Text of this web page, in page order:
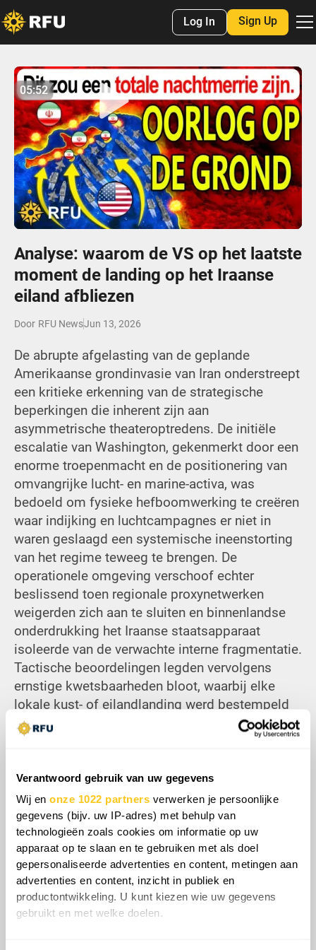
Verantwoord gebruik van uw gegevens
Wij enonze 1022 partners verwerken je persoonlijke
gegevens (bijv. uw IP-adres) met behulp van
technologieën zoals cookies om informatie op uw
apparaat op te slaan en te gebruiken met als doel
gepersonaliseerde advertenties en content, metingen aan
advertenties en content, inzicht in publiek en
productontwikkeling. U kunt kiezen wie uw gegevens
gebruikt en met welke doelen.
Log In Sign Up
Play
05:52
Mute Settings
Enter
No items found.
05:52
Analyse: waarom de VS op het laatste
moment de landing op het Iraanse
eiland afbliezen
Door RFU NewsJun 13, 2026
De abrupte afgelasting van de geplande
Amerikaanse grondinvasie van Iran onderstreept
een kritieke erkenning van de strategische
beperkingen die inherent zijn aan
asymmetrische theateroptredens. De initiële
escalatie van Washington, gekenmerkt door een
enorme troepenmacht en de positionering van
omvangrijke lucht- en marine-activa, was
bedoeld om fysieke hefboomwerking te creëren
waar indijking en luchtcampagnes er niet in
waren geslaagd een systemische ineenstorting
van het regime teweeg te brengen. De
operationele omgeving verschoof echter
beslissend toen regionale proxynetwerken
weigerden zich aan te sluiten en binnenlandse
onderdrukking het Iraanse staatsapparaat
isoleerde van de verwachte interne fragmentatie.
Tactische beoordelingen legden vervolgens
ernstige kwetsbaarheden bloot, waarbij elke
lokale kust- of eilandlanding werd bestempeld
als een onderneming met hoge verliezen die
vatbaar was voor dichte Iraanse
luchtvaartuigen. Deze realiteit dwong
Amerikaanse planners te erkennen dat de
verzamelde strijdkrachten structureel
onvoldoende waren om alomvattende politieke
doelen te bereiken zonder een onhoudbare inzet
van middelen op de lange termijn. Uiteindelijk
stortte de risico-batenanalyse in, wat
Washington dwong om prioriteit te geven aan